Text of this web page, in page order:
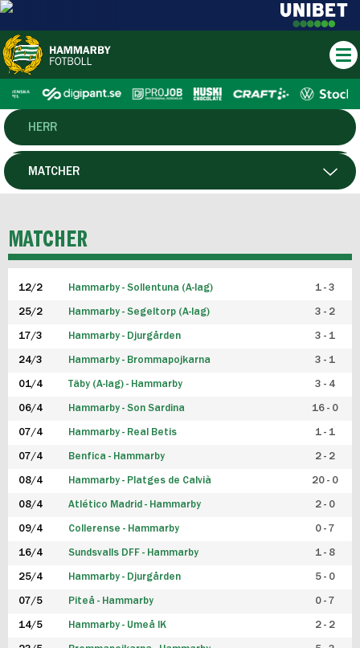
HERR
DAM
P19
F19
FUTSAL HERR
FUTSAL DAM
MATCHER
MATCHER
12/2 Hammarby - Sollentuna (A-lag) 1 - 3
25/2 Hammarby - Segeltorp (A-lag) 3 - 2
17/3 Hammarby - Djurgården 3 - 1
24/3 Hammarby - Brommapojkarna 3 - 1
01/4 Täby (A-lag) - Hammarby 3 - 4
06/4 Hammarby - Son Sardina 16 - 0
07/4 Hammarby - Real Betis 1 - 1
07/4 Benfica - Hammarby 2 - 2
08/4 Hammarby - Platges de Calvià 20 - 0
08/4 Atlético Madrid - Hammarby 2 - 0
09/4 Collerense - Hammarby 0 - 7
16/4 Sundsvalls DFF - Hammarby 1 - 8
25/4 Hammarby - Djurgården 5 - 0
07/5 Piteå - Hammarby 0 - 7
14/5 Hammarby - Umeå IK 2 - 2